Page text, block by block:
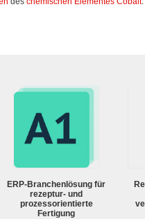
ERP-Branchenlösung für
rezeptur- und
prozessorientierte
Fertigung